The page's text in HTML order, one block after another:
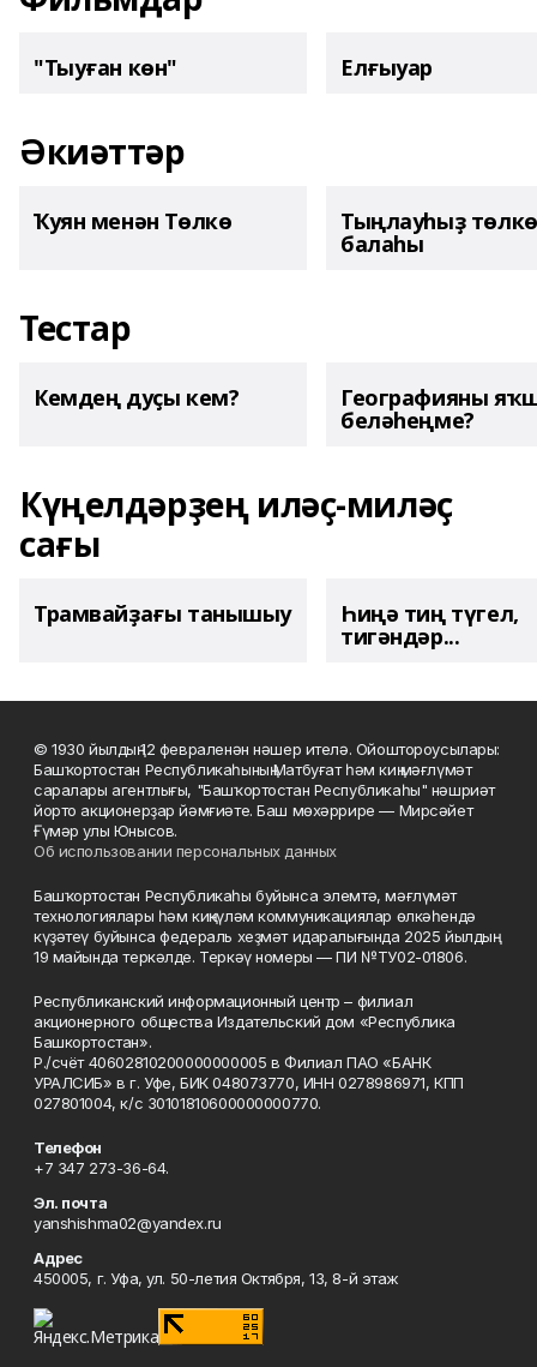
"Тыуған көн" Елғыуар
Әкиәттәр
Ҡуян менән Төлкө Тыңлауһыҙ төлкө
балаһы
Тестар
Кемдең дуҫы кем? Географияны
беләһеңме?
Күңелдәрҙең иләҫ-миләҫ
сағы
Трамвайҙағы танышыу Һиңә тиң түгел,
тигәндәр...
© 1930 йылдың 12 февраленән нәшер ителә. Ойоштороусылары:
Башҡортостан Республикаһының Матбуғат һәм киң мәғлүмәт
саралары агентлығы, "Башҡортостан Республикаһы" нәшриәт
йорто акционерҙар йәмғиәте. Баш мөхәррире — Мирсәйет
Ғүмәр улы Юнысов.
Об использовании персональных данных
Башҡортостан Республикаһы буйынса элемтә, мәғлүмәт
технологиялары һәм киңкүләм коммуникациялар өлкәһендә
күҙәтеү буйынса федераль хеҙмәт идаралығында 2025 йылдың
19 майында теркәлде. Теркәү номеры — ПИ №ТУ02-01806.
Республиканский информационный центр – филиал
акционерного общества Издательский дом «Республика
Башкортостан».
Р./счёт 40602810200000000005 в Филиал ПАО «БАНК
УРАЛСИБ» в г. Уфе, БИК 048073770, ИНН 0278986971, КПП
027801004, к/с 30101810600000000770.
Телефон
+7 347 273-36-64.
Эл. почта
yanshishma02@yandex.ru
Адрес
450005, г. Уфа, ул. 50-летия Октября, 13, 8-й этаж